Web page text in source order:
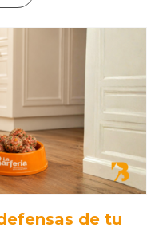
de tu